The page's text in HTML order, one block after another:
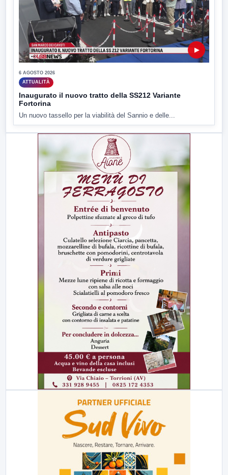
▶
6 AGOSTO 2026
ATTUALITÀ
Inaugurato il nuovo tratto della SS212 Variante
Fortorina
Un nuovo tassello per la viabilità del Sannio e delle...